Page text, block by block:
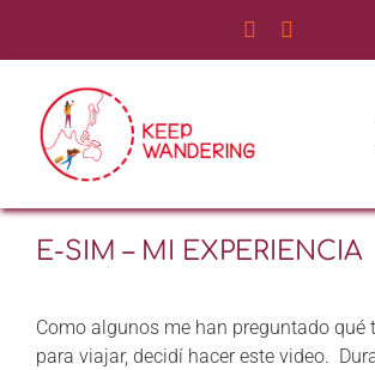
INICIO
SERVICIOS
E-SIM – MI EXPERIENCIA
Como algunos me han preguntado qué
para viajar, decidí hacer este video.